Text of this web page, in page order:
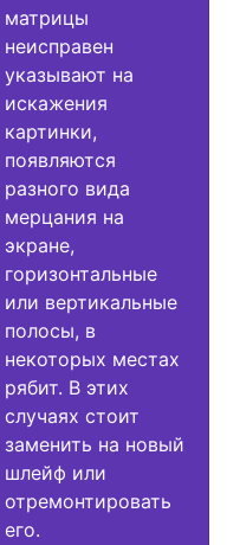
матрицы
неисправен
указывают на
искажения
картинки,
появляются
разного вида
мерцания на
экране,
горизонтальные
или вертикальные
полосы, в
некоторых местах
рябит. В этих
случаях стоит
заменить на новый
шлейф или
отремонтировать
его.